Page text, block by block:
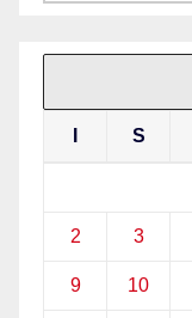
S
2 3
9 10